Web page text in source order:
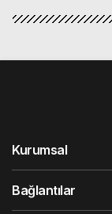
Kurumsal
Bağlantılar